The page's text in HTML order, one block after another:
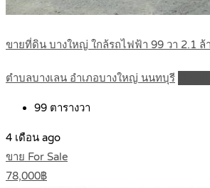
ขายที่ดิน บางใหญ่ ใกล้รถไฟฟ้า 99 วา 2.1 ล้
ตำบลบางเลน อำเภอบางใหญ่ นนทบุรี
99 ตารางวา
4 เดือน ago
ขาย For Sale
78,000฿